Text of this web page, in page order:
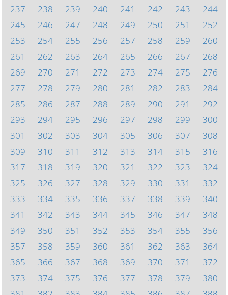
237
238 239 240 241 242 243
244
245
246 247 248 249 250 251
252
253
254 255 256 257 258 259
260
261
262 263 264 265 266 267
268
269
270 271 272 273 274 275
276
277
278 279 280 281 282 283
284
285
286 287 288 289 290 291
292
293
294 295 296 297 298 299
300
301
302 303 304 305 306 307
308
309
310 311 312 313 314 315
316
317
318 319 320 321 322 323
324
325
326 327 328 329 330 331
332
333
334 335 336 337 338 339
340
341
342 343 344 345 346 347
348
349
350 351 352 353 354 355
356
357
358 359 360 361 362 363
364
365
366 367 368 369 370 371
372
373
374 375 376 377 378 379
380